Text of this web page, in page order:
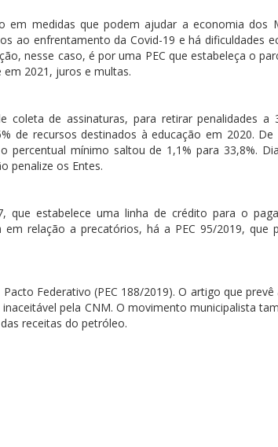
em medidas que podem ajudar a economia dos
ao enfrentamento da Covid-19 e há dificuldades
nesse caso, é por uma PEC que estabeleça o
2021, juros e multas.
de assinaturas, para retirar penalidades a
de recursos destinados à educação em 2020. De
percentual mínimo saltou de 1,1% para 33,8%.
penalize os Entes.
que estabelece uma linha de crédito para o
relação a precatórios, há a PEC 95/2019, que
Federativo (PEC 188/2019). O artigo que prevê
pela CNM. O movimento municipalista
receitas do petróleo.